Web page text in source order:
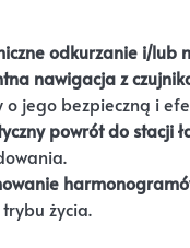
odkurzanie i/lub
nawigacja z
o jego bezpieczną i
powrót do stacji
życia.